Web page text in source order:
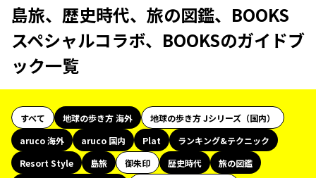
島旅、歴史時代、旅の図鑑、BOOKS
スペシャルコラボ、BOOKSのガイドブ
ック一覧
すべて 地球の歩き方 海外
地球の歩き方 Jシリーズ（国内）
aruco 海外
aruco 国内 Plat
ランキング&テクニック
Resort Style
島旅 御朱印 歴史時代
旅の図鑑